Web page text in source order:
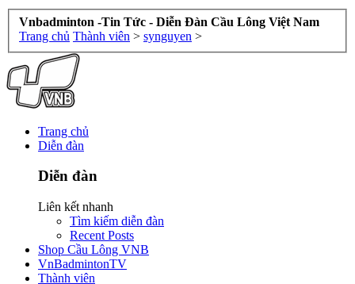
Vnbadminton -Tin Tức - Diễn Đàn Cầu Lông Việt Nam
Trang chủ Thành viên > synguyen >
Trang chủ
Diễn đàn
Diễn đàn
Liên kết nhanh
Tìm kiếm diễn đàn
Recent Posts
Shop Cầu Lông VNB
VnBadmintonTV
Thành viên